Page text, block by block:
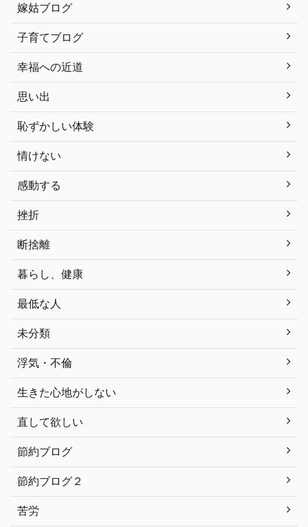
嫁姑ブログ
子育てブログ
幸福への近道
思い出
恥ずかしい体験
情けない
感動する
挫折
断捨離
暮らし、健康
最低な人
未分類
浮気・不倫
生きた心地がしない
直して欲しい
節約ブログ
節約ブログ２
苦労